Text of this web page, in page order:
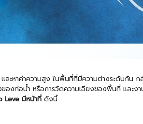
และหาค่าความสูง ในพื้นที่ที่มีความต่างระดับกัน
งท่อน้ำ หรือการวัดความเอียงของพื้นที่ และง
Leve มีหน้าที่ ดังนี้